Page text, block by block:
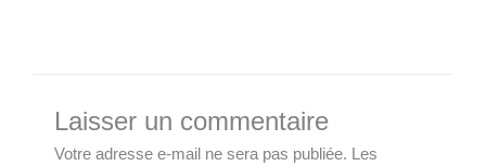
Laisser un commentaire
Votre adresse e-mail ne sera pas publiée.
Les